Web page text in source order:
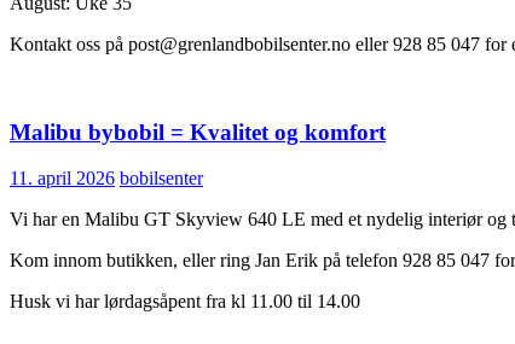
Kontakt oss på post@grenlandbobilsenter.no eller 928 85 047 for
Malibu bybobil = Kvalitet og komfort
11. april 2026 bobilsenter
Vi har en Malibu GT Skyview 640 LE med et nydelig interiør og
Kom innom butikken, eller ring Jan Erik på telefon 928 85 047
Husk vi har lørdagsåpent fra kl 11.00 til 14.00